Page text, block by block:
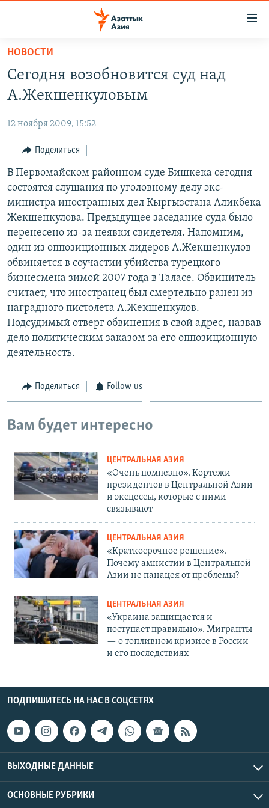
Вернуться
основному
содержанию
навигации
Вернутся
поиску
УЗБЕКИСТАН
ТАДЖИКИСТАН
НОВОСТИ
ВОЙНА В УКРАИНЕ
НА ДРУГИХ ЯЗЫКАХ
ҚАЗАҚША
КЫРГЫЗЧА
ТОҶИКӢ
TÜRKMENÇE
Все сайты РСЕ/РС
НОВОСТИ
Сегодня возобновится суд над
А.Жекшенкуловым
12 ноября 2009, 15:52
Поделиться
В Первомайском районном суде Бишкека сегодня
состоятся слушания по уголовному делу экс-
министра иностранных дел Кыргызстана Аликбека
Жекшенкулова. Предыдущее заседание суда было
перенесено из-за неявки свидетеля. Напомним,
один из оппозиционных лидеров А.Жекшенкулов
обвиняется в соучастии убийства турецкого
бизнесмена зимой 2007 года в Таласе. Обвинитель
считает, что иностранец был смертельно ранен из
наградного пистолета А.Жекшенкулов.
Подсудимый отверг обвинения в свой адрес, назвав
дело политическим заказом за его оппозиционную
деятельность.
Поделиться Follow us
Вам будет интересно
ЦЕНТРАЛЬНАЯ АЗИЯ
«Очень помпезно». Кортежи
президентов в Центральной Азии
и эксцессы, которые с ними
связывают
ЦЕНТРАЛЬНАЯ АЗИЯ
«Краткосрочное решение».
Почему амнистии в Центральной
Азии не панацея от проблемы?
ЦЕНТРАЛЬНАЯ АЗИЯ
«Украина защищается и
поступает правильно». Мигранты
— о топливном кризисе в России
и его последствиях
ПОДПИШИТЕСЬ НА НАС В СОЦСЕТЯХ
ВЫХОДНЫЕ ДАННЫЕ
ОСНОВНЫЕ РУБРИКИ